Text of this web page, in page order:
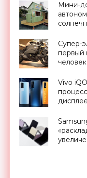
Мини-
Супер-
первый
Vivo